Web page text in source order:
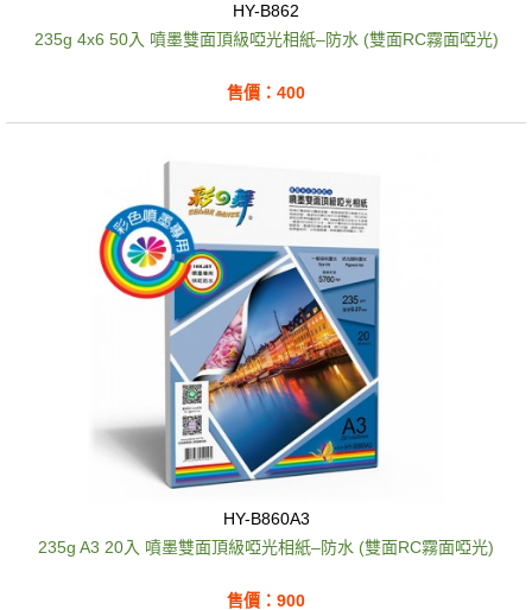
HY-B862
235g 4x6 50入 噴墨雙面頂級啞光相紙–防水 (雙面RC霧面啞光)
售價：400
HY-B860A3
235g A3 20入 噴墨雙面頂級啞光相紙–防水 (雙面RC霧面啞光)
售價：900